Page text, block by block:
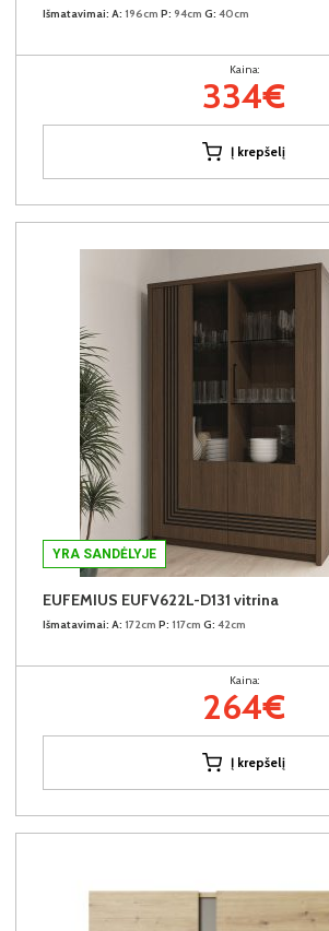
Išmatavimai: A: 196cm P: 94cm G: 40cm
Kaina:
334€
Į krepšelį
YRA SANDĖLYJE
EUFEMIUS EUFV622L-D131 vitrina
Išmatavimai: A: 172cm P: 117cm G: 42cm
Kaina:
264€
Į krepšelį